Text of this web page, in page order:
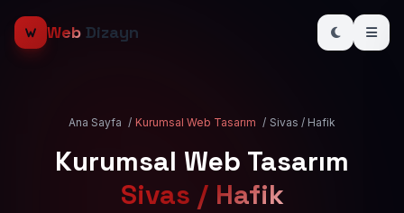
Web Dizayn
Ana Sayfa / Kurumsal Web Tasarım / Sivas / Hafik
Kurumsal Web Tasarım
Sivas / Hafik